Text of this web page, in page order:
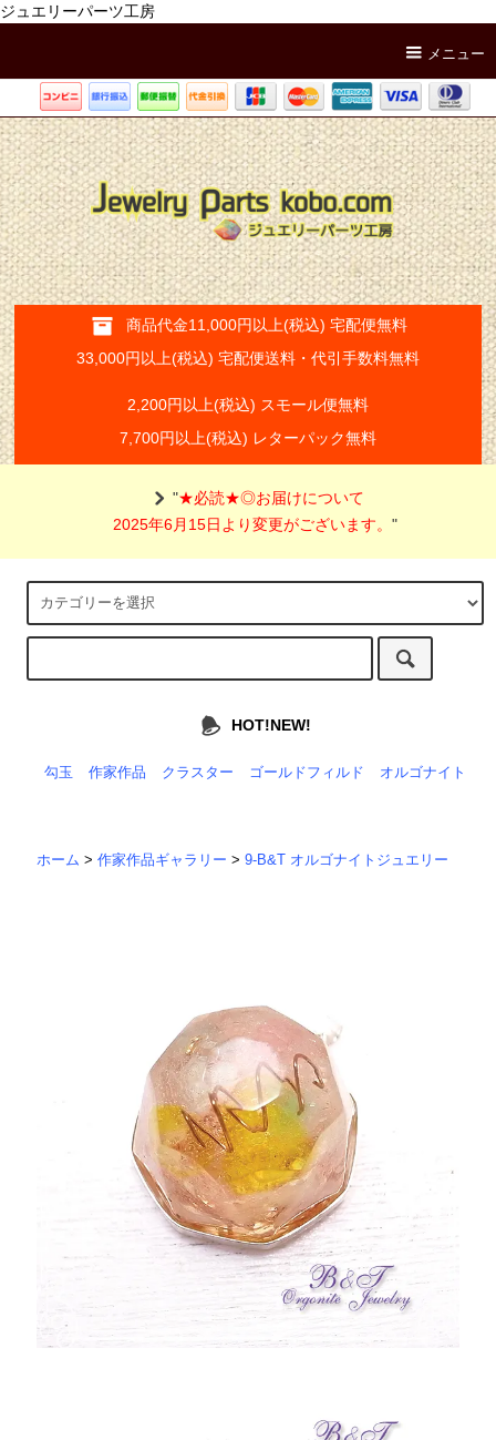
ジュエリーパーツ工房
メニュー
商品代金11,000円以上(税込) 宅配便無料
33,000円以上(税込) 宅配便送料・代引手数料無料
2,200円以上(税込) スモール便無料
7,700円以上(税込) レターパック無料
"★必読★◎お届けについて
2025年6月15日より変更がございます。"
HOT!NEW!
勾玉 作家作品 クラスター ゴールドフィルド オルゴナイト
ホーム >作家作品ギャラリー >9-B&T オルゴナイトジュエリー